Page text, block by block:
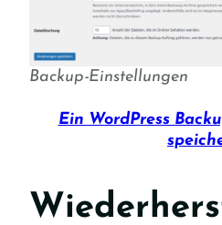
Backup-Einstellungen
Ein WordPress